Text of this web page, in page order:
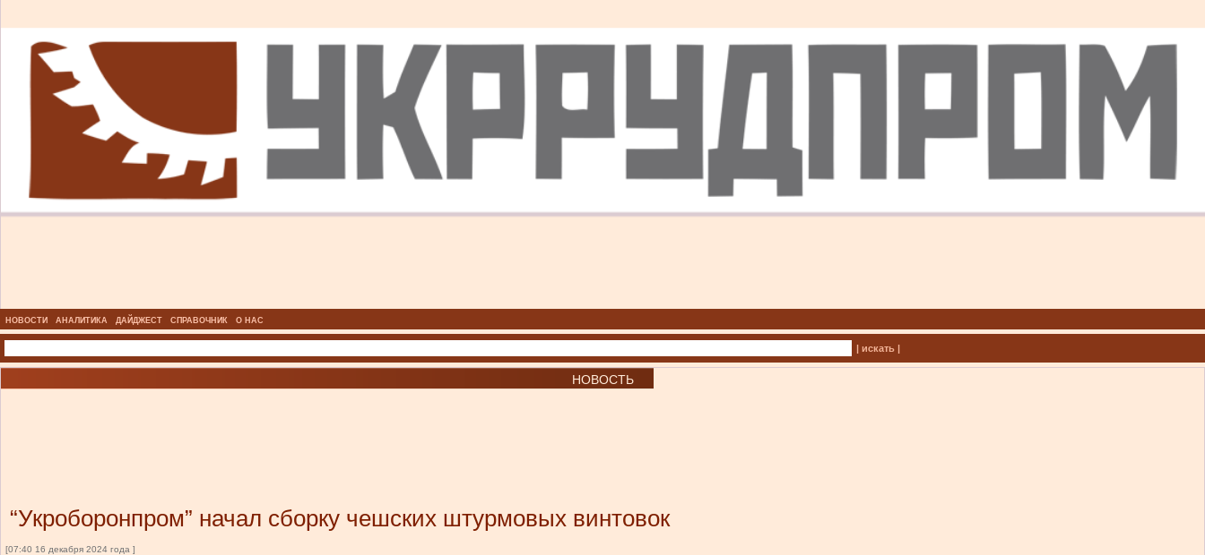
НОВОСТИ АНАЛИТИКА ДАЙДЖЕСТ СПРАВОЧНИК О НАС
| искать |
НОВОСТЬ
“Укроборонпром” начал сборку чешских штурмовых винтовок
[07:40 16 декабря 2024 года ]